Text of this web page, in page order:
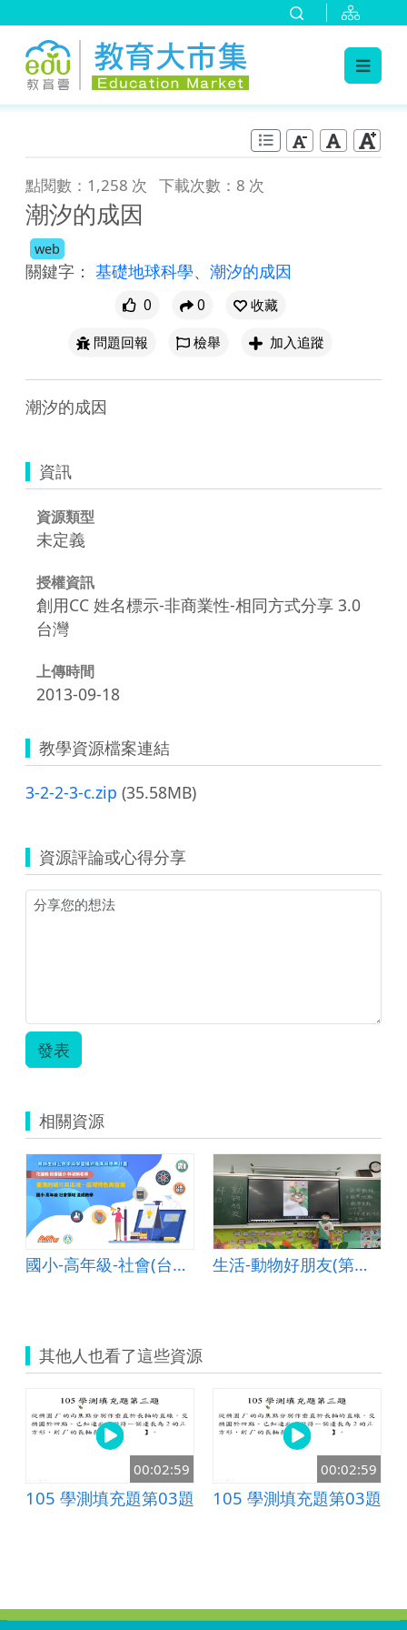
點閱數：1,258 次 下載次數：8 次
潮汐的成因
web
關鍵字： 基礎地球科學、 潮汐的成因
0 0
收藏
問題回報
檢舉 加入追蹤
潮汐的成因
資訊
資源類型
未定義
授權資訊
創用CC 姓名標示-非商業性-相同方式分享 3.0
台灣
上傳時間
2013-09-18
教學資源檔案連結
3-2-2-3-c.zip (35.58MB)
資源評論或心得分享
發表
相關資源
國小-高年級-社會(台灣的城鄉與區域)-B-混成教學-花蓮縣稻香國小-林淑娟老師 生活-動物好朋友(第四單元)
其他人也看了這些資源
00:02:59
105 學測填充題第03題
00:02:59
105 學測填充題第03題